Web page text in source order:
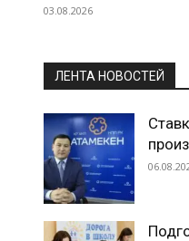
03.08.2026
ЛЕНТА НОВОСТЕЙ